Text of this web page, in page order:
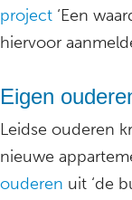
project ‘Een
hiervoor
Eigen
Leidse ouderen
nieuwe
ouderen uit ‘de